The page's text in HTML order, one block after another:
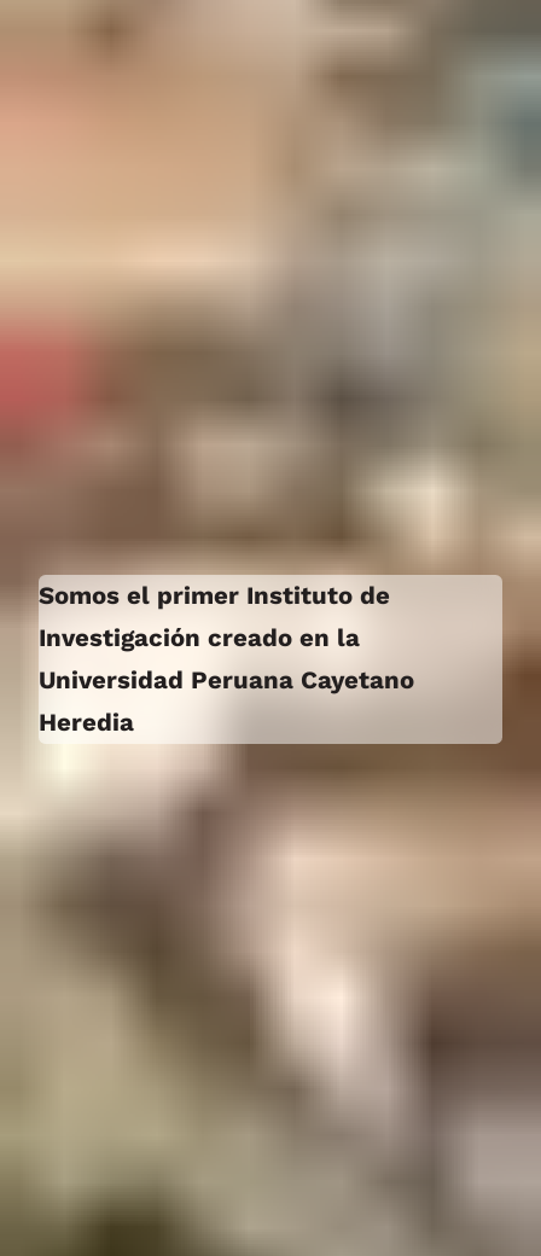
Somos el primer Instituto de
Investigación creado en la
Universidad Peruana Cayetano
Heredia